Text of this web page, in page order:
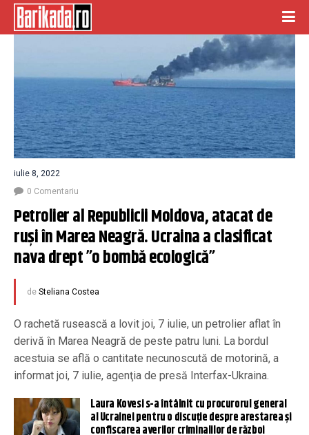
iulie 8, 2022
0 Comentariu
Petrolier al Republicii Moldova, atacat de
ruși în Marea Neagră. Ucraina a clasificat
nava drept ”o bombă ecologică”
de Steliana Costea
O rachetă rusească a lovit joi, 7 iulie, un petrolier aflat în
derivă în Marea Neagră de peste patru luni. La bordul
acestuia se află o cantitate necunoscută de motorină, a
informat joi, 7 iulie, agenţia de presă Interfax-Ukraina.
Laura Kovesi s-a întâlnit cu procurorul general
al Ucrainei pentru o discuție despre arestarea și
confiscarea averilor criminalilor de război